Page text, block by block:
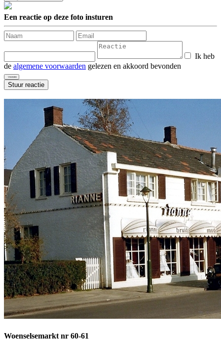
Een reactie op deze foto insturen
Ik heb
de algemene voorwaarden gelezen en akkoord bevonden
Woenselsemarkt nr 60-61